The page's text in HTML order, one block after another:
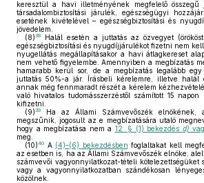
keresztül a havi illetményének megfelelő összegű
társadalombiztosítási járulék, egészségügyi
esetének kivételével – egészségbiztosítási és
jövedelem.
(8)38
Halál esetén a juttatás az özvegyet
egészségbiztosítási és nyugdíjjárulékot fizetni nem
nyugellátás megállapításakor a havi átlagkereset
nem vehető figyelembe. Amennyiben a megbízatás
hamarabb kerül sor, de a megbízatás legalább
juttatás 50%-a jár. Írásbeli kérelemre, illetve halál
annak még fennmaradt részét a kérelem
való hivatalos tudomásszerzéstől számított 15
kifizetni.
(9)39
Ha az Állami Számvevőszék elnökének,
megszűnik, jogosult az e megbízatására utaló
hogy a megbízatása nem a 12. § (1) bekezdés d)
meg.
(10)40 A (4)–(6) bekezdésben foglaltakat kell
az esetben is, ha az Állami Számvevőszék elnöke,
számvevői vagyonnyilatkozat-tételi kötelezettségüket
vagy a vagyonnyilatkozatban szándékosan
közölnek.